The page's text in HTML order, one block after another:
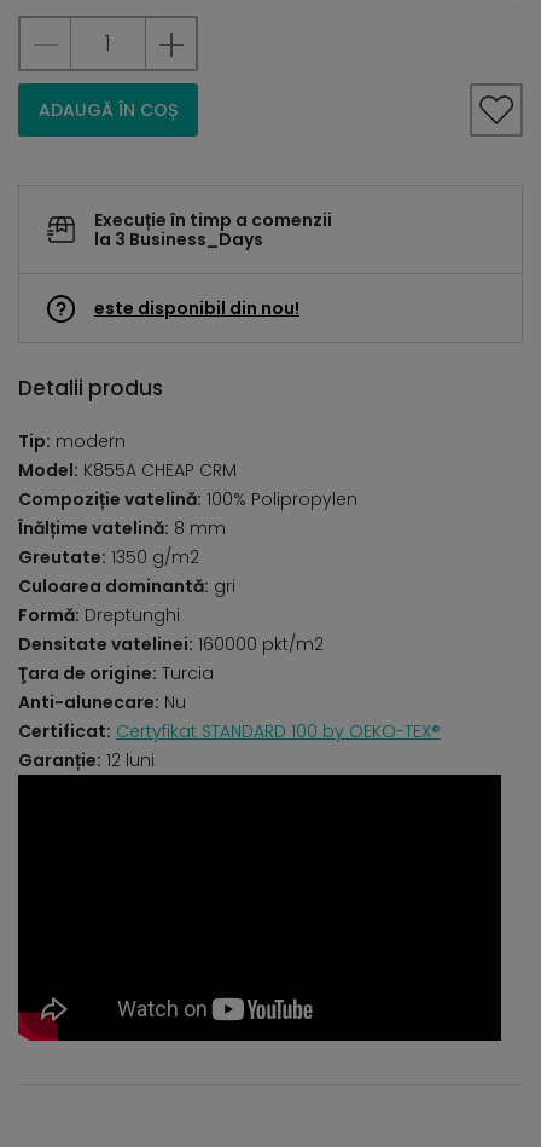
ADAUGĂ ÎN COȘ
Execuție în timp a comenzii
la 3 Business_Days
este disponibil din nou!
Detalii produs
Tip: modern
Model: K855A CHEAP CRM
Compoziție vatelină: 100% Polipropylen
Înălțime vatelină: 8 mm
Greutate: 1350 g/m2
Culoarea dominantă: gri
Formă: Dreptunghi
Densitate vatelinei: 160000 pkt/m2
Ţara de origine: Turcia
Anti-alunecare: Nu
Certificat: Certyfikat STANDARD 100 by OEKO-TEX®
Garanție: 12 luni